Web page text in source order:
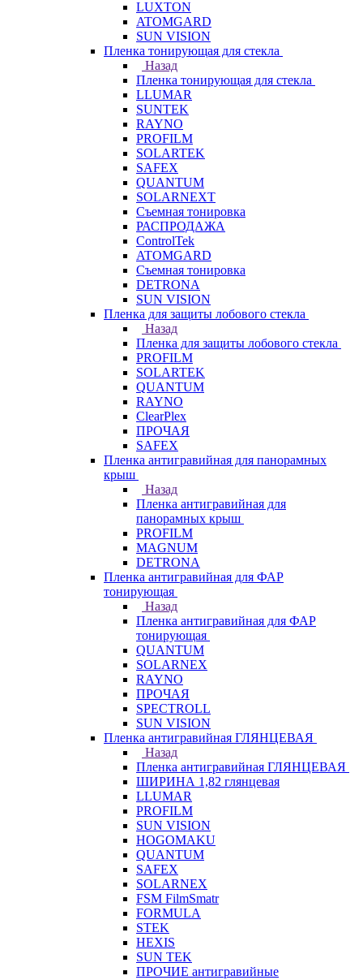
LUXTON
ATOMGARD
SUN VISION
Пленка тонирующая для стекла
Назад
Пленка тонирующая для стекла
LLUMAR
SUNTEK
RAYNO
PROFILM
SOLARTEK
SAFEX
QUANTUM
SOLARNEXT
Съемная тонировка
РАСПРОДАЖА
ControlTek
ATOMGARD
Съемная тонировка
DETRONA
SUN VISION
Пленка для защиты лобового стекла
Назад
Пленка для защиты лобового стекла
PROFILM
SOLARTEK
QUANTUM
RAYNO
ClearPlex
ПРОЧАЯ
SAFEX
Пленка антигравийная для панорамных
крыш
Назад
Пленка антигравийная для
панорамных крыш
PROFILM
MAGNUM
DETRONA
Пленка антигравийная для ФАР
тонирующая
Назад
Пленка антигравийная для ФАР
тонирующая
QUANTUM
SOLARNEX
RAYNO
ПРОЧАЯ
SPECTROLL
SUN VISION
Пленка антигравийная ГЛЯНЦЕВАЯ
Назад
Пленка антигравийная ГЛЯНЦЕВАЯ
ШИРИНА 1,82 глянцевая
LLUMAR
PROFILM
SUN VISION
HOGOMAKU
QUANTUM
SAFEX
SOLARNEX
FSM FilmSmatr
FORMULA
STEK
HEXIS
SUN TEK
ПРОЧИЕ антигравийные